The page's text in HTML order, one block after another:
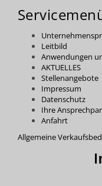
Leitbild
Anwendungen
AKTUELLES
Stellenangebote
Impressum
Datenschutz
Ihre
Anfahrt
Allgemeine